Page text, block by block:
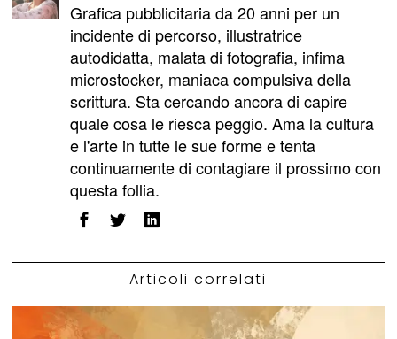
Grafica pubblicitaria da 20 anni per un
incidente di percorso, illustratrice
autodidatta, malata di fotografia, infima
microstocker, maniaca compulsiva della
scrittura. Sta cercando ancora di capire
quale cosa le riesca peggio. Ama la cultura
e l'arte in tutte le sue forme e tenta
continuamente di contagiare il prossimo con
questa follia.
Articoli correlati